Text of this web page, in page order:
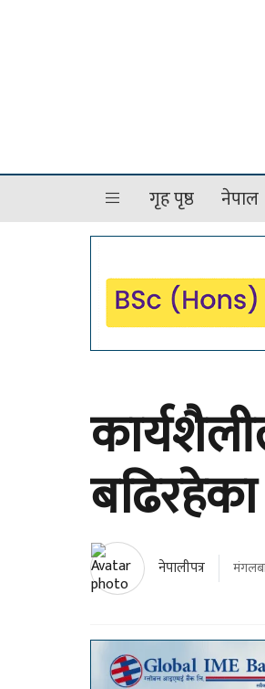
गृह पृष्ठ नेपाल
बढिरहेका
नेपालीपत्र